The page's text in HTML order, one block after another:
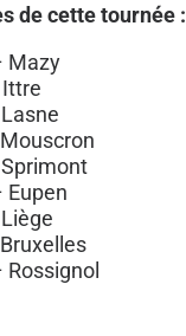
de cette tournée :
Mazy
Eupen